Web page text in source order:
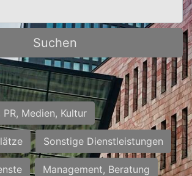
Suchen
Medien, Kultur
Sonstige Dienstleistungen
Management, Beratung